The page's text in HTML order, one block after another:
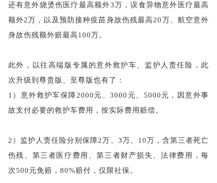
还有意外烧烫伤医疗最高额外3万，误食异物意外医疗最高
额外2万，以及预防接种疫苗身故伤残最高20万、航空意外
身故伤残额外赔最高100万。
此外，以往高端版专属的意外救护车、监护人责任险，此
次升级到尊贵版、至尊版也有了：
1） 意外救护车保障2000元、3000元、5000元，因意外事
故支付必要的救护车费用，按实际费用赔偿。
2）监护人责任险分别保障2万、3万、10万，含第三者死亡
伤残、第三者医疗费用、第三者财产损失、法律费用，每
次500元免赔，80%赔付，仅限社保。